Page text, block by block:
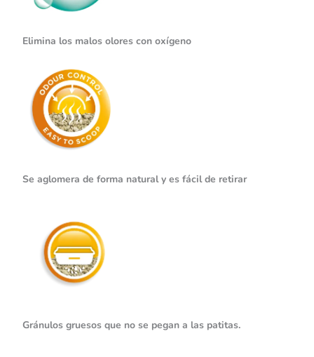
Elimina los malos olores con oxígeno
Se aglomera de forma natural y es fácil de retirar
Gránulos gruesos que no se pegan a las patitas.